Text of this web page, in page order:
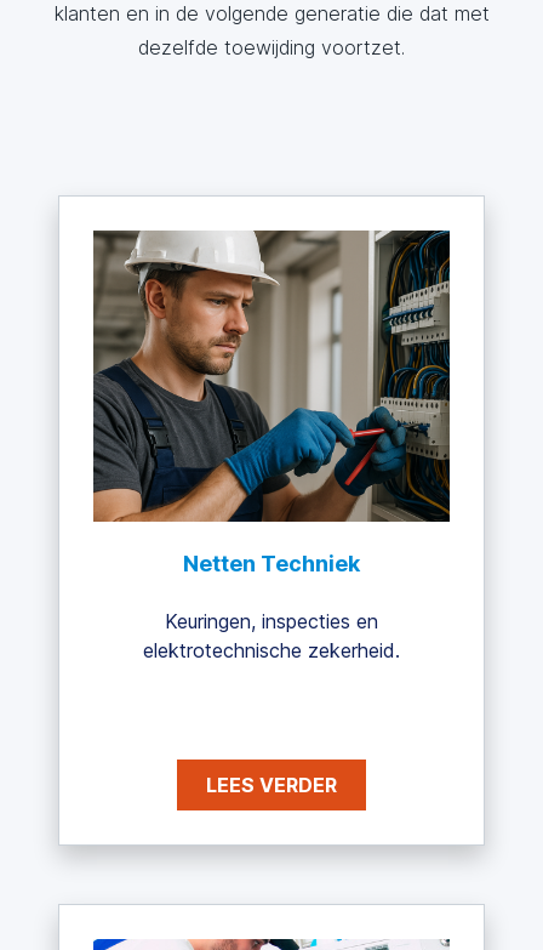
klanten en in de volgende generatie die dat met
dezelfde toewijding voortzet.
Netten Techniek
Keuringen, inspecties en
elektrotechnische zekerheid.
LEES VERDER